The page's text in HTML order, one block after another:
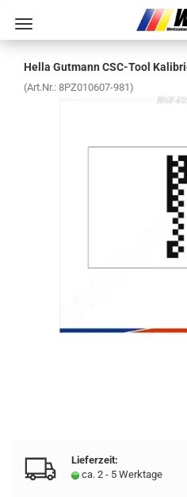
Hella Gut­mann CSC-​Tool
(Art.Nr.: 8PZ010607-​981)
Lieferzeit:
ca. 2 - 5 Werktage